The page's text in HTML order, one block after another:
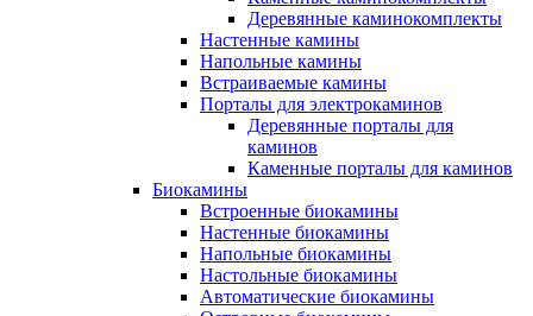
Деревянные каминокомплекты
Настенные камины
Напольные камины
Встраиваемые камины
Порталы для электрокаминов
Деревянные порталы для
каминов
Каменные порталы для каминов
Биокамины
Встроенные биокамины
Настенные биокамины
Напольные биокамины
Настольные биокамины
Автоматические биокамины